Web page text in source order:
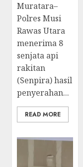
Muratara–
Polres Musi
Rawas Utara
menerima 8
senjata api
rakitan
(Senpira) hasil
penyerahan...
READ MORE